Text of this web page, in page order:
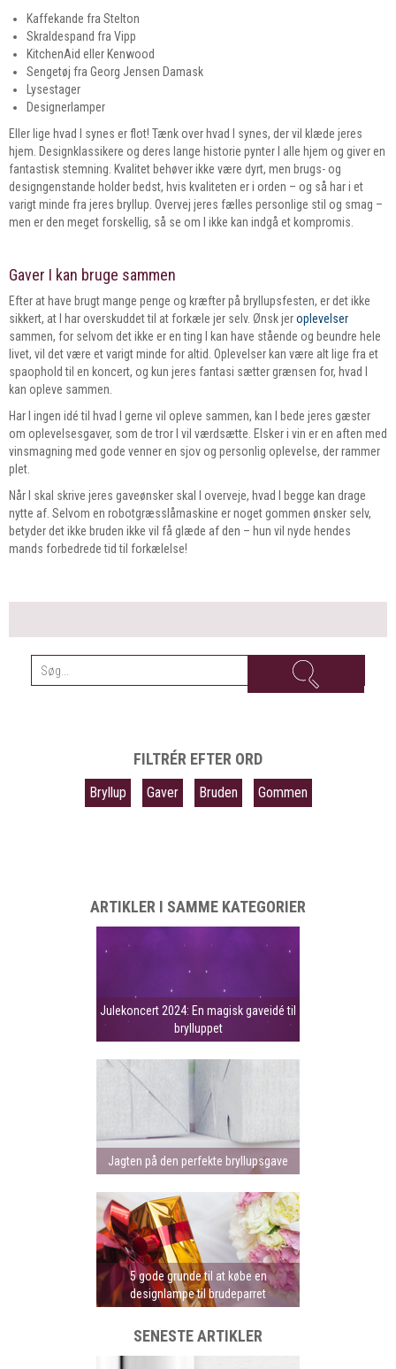
Kaffekande fra Stelton
Skraldespand fra Vipp
KitchenAid eller Kenwood
Sengetøj fra Georg Jensen Damask
Lysestager
Designerlamper
Eller lige hvad I synes er flot! Tænk over hvad I synes, der vil klæde jeres
hjem. Designklassikere og deres lange historie pynter I alle hjem og giver en
fantastisk stemning. Kvalitet behøver ikke være dyrt, men brugs- og
designgenstande holder bedst, hvis kvaliteten er i orden – og så har i et
varigt minde fra jeres bryllup. Overvej jeres fælles personlige stil og smag –
men er den meget forskellig, så se om I ikke kan indgå et kompromis.
Gaver I kan bruge sammen
Efter at have brugt mange penge og kræfter på bryllupsfesten, er det ikke
sikkert, at I har overskuddet til at forkæle jer selv. Ønsk jeroplevelser
sammen, for selvom det ikke er en ting I kan have stående og beundre hele
livet, vil det være et varigt minde for altid. Oplevelser kan være alt lige fra et
spaophold til en koncert, og kun jeres fantasi sætter grænsen for, hvad I
kan opleve sammen.
Har I ingen idé til hvad I gerne vil opleve sammen, kan I bede jeres gæster
om oplevelsesgaver, som de tror I vil værdsætte. Elsker i vin er en aften med
vinsmagning med gode venner en sjov og personlig oplevelse, der rammer
plet.
Når I skal skrive jeres gaveønsker skal I overveje, hvad I begge kan drage
nytte af. Selvom en robotgræsslåmaskine er noget gommen ønsker selv,
betyder det ikke bruden ikke vil få glæde af den – hun vil nyde hendes
mands forbedrede tid til forkælelse!
FILTRÉR EFTER ORD
Bryllup Gaver Bruden Gommen
ARTIKLER I SAMME KATEGORIER
Julekoncert 2024: En magisk gaveidé til
brylluppet
Jagten på den perfekte bryllupsgave
5 gode grunde til at købe en
designlampe til brudeparret
SENESTE ARTIKLER